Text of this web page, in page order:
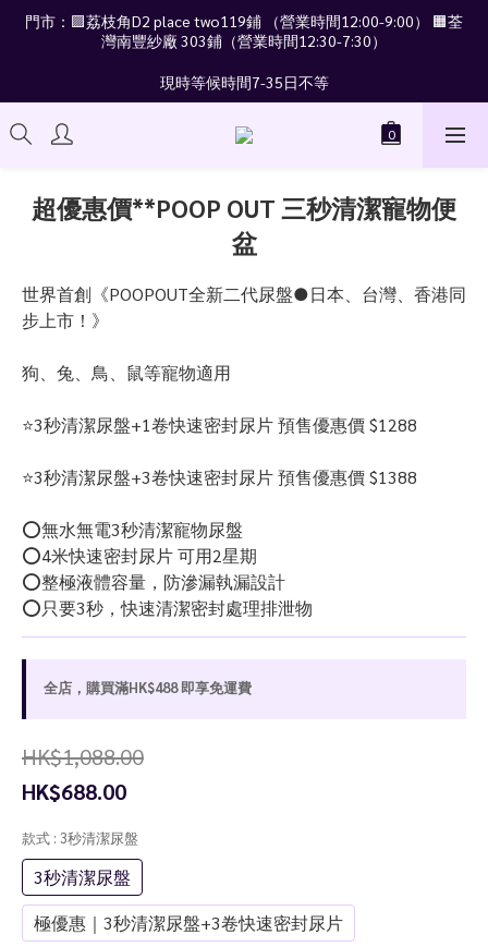
門市：🟪荔枝角D2 place two119鋪 （營業時間12:00-9:00） 🟧荃
灣南豐紗廠 303鋪（營業時間12:30-7:30）
現時等候時間7-35日不等
超優惠價**POOP OUT 三秒清潔寵物便
盆
世界首創《POOPOUT全新二代尿盤●日本、台灣、香港同
步上市！》
狗、兔、鳥、鼠等寵物適用
⭐️3秒清潔尿盤+1卷快速密封尿片 預售優惠價 $1288
⭐️3秒清潔尿盤+3卷快速密封尿片 預售優惠價 $1388
⭕️無水無電3秒清潔寵物尿盤
⭕️4米快速密封尿片 可用2星期
⭕️整極液體容量，防滲漏執漏設計
⭕️只要3秒，快速清潔密封處理排泄物
全店，購買滿HK$488 即享免運費
HK$1,088.00
HK$688.00
款式 : 3秒清潔尿盤
3秒清潔尿盤
極優惠｜3秒清潔尿盤+3卷快速密封尿片